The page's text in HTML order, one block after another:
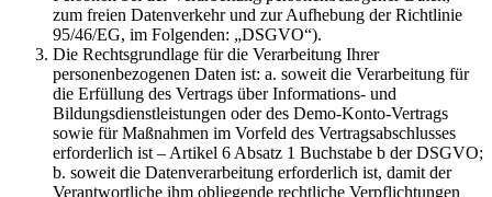
zum freien Datenverkehr und zur Aufhebung der Richtlinie
95/46/EG, im Folgenden: „DSGVO“).
Die Rechtsgrundlage für die Verarbeitung Ihrer
personenbezogenen Daten ist: a. soweit die Verarbeitung für
die Erfüllung des Vertrags über Informations- und
Bildungsdienstleistungen oder des Demo-Konto-Vertrags
sowie für Maßnahmen im Vorfeld des Vertragsabschlusses
erforderlich ist – Artikel 6 Absatz 1 Buchstabe b der DSGVO;
b. soweit die Datenverarbeitung erforderlich ist, damit der
Verantwortliche ihm obliegende rechtliche Verpflichtungen